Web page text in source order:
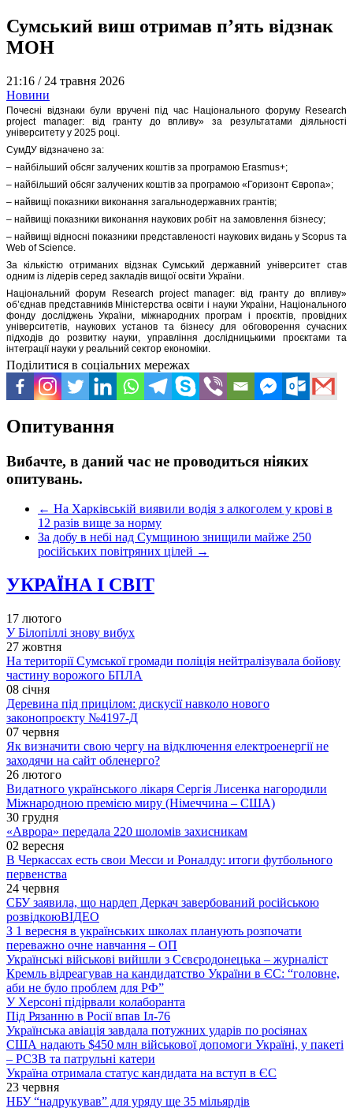
Сумський виш отримав п’ять відзнак
МОН
21:16 / 24 травня 2026
Новини
Почесні відзнаки були вручені під час Національного форуму Research
project manager: від гранту до впливу» за результатами діяльності
університету у 2025 році.
СумДУ відзначено за:
– найбільший обсяг залучених коштів за програмою Erasmus+;
– найбільший обсяг залучених коштів за програмою «Горизонт Європа»;
– найвищі показники виконання загальнодержавних грантів;
– найвищі показники виконання наукових робіт на замовлення бізнесу;
– найвищі відносні показники представленості наукових видань у Scopus та
Web of Science.
За кількістю отриманих відзнак Сумський державний університет став
одним із лідерів серед закладів вищої освіти України.
Національний форум Research project manager: від гранту до впливу»
об’єднав представників Міністерства освіти і науки України, Національного
фонду досліджень України, міжнародних програм і проєктів, провідних
університетів, наукових установ та бізнесу для обговорення сучасних
підходів до розвитку науки, управління дослідницькими проєктами та
інтеграції науки у реальний сектор економіки.
Поділитися в соціальних мережах
Опитування
Вибачте, в даний час не проводиться ніяких
опитувань.
← На Харківській виявили водія з алкоголем у крові в
12 разів вище за норму
За добу в небі над Сумщиною знищили майже 250
російських повітряних цілей →
УКРАЇНА І СВІТ
17 лютого
У Білопіллі знову вибух
27 жовтня
На території Сумської громади поліція нейтралізувала бойову
частину ворожого БПЛА
08 січня
Деревина під прицілом: дискусії навколо нового
законопроєкту №4197-Д
07 червня
Як визначити свою чергу на відключення електроенергії не
заходячи на сайт обленерго?
26 лютого
Видатного українського лікаря Сергія Лисенка нагородили
Міжнародною премією миру (Німеччина – США)
30 грудня
«Аврора» передала 220 шоломів захисникам
02 вересня
В Черкассах есть свои Месси и Роналду: итоги футбольного
первенства
24 червня
СБУ заявила, що нардеп Деркач завербований російською
розвідкоюВІДЕО
З 1 вересня в українських школах планують розпочати
переважно очне навчання – ОП
Українські військові вийшли з Сєвєродонецька – журналіст
Кремль відреагував на кандидатство України в ЄС: “головне,
аби не було проблем для РФ”
У Херсоні підірвали колаборанта
Під Рязанню в Росії впав Іл-76
Українська авіація завдала потужних ударів по росіянах
США надають $450 млн військової допомоги Україні, у пакеті
– РСЗВ та патрульні катери
Україна отримала статус кандидата на вступ в ЄС
23 червня
НБУ “надрукував” для уряду ще 35 мільярдів